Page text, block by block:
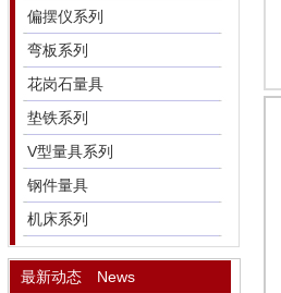
偏摆仪系列
弯板系列
花岗石量具
垫铁系列
V型量具系列
钢件量具
机床系列
最新动态 News